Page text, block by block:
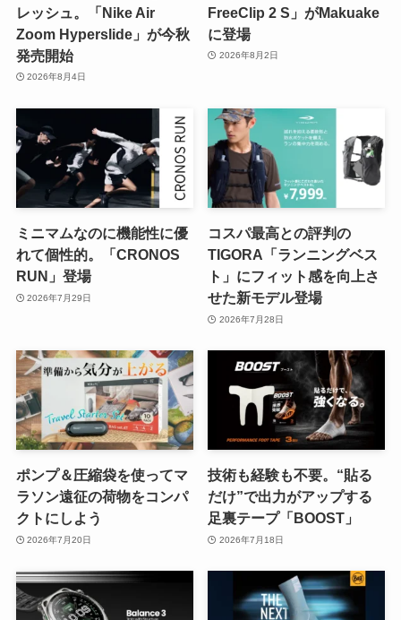
レッシュ。「Nike Air
Zoom Hyperslide」が今秋
発売開始
2026年8月4日
FreeClip 2 S」がMakuake
に登場
2026年8月2日
ミニマムなのに機能性に優
れて個性的。「CRONOS
RUN」登場
2026年7月29日
コスパ最高との評判の
TIGORA「ランニングベス
ト」にフィット感を向上さ
せた新モデル登場
2026年7月28日
ポンプ＆圧縮袋を使ってマ
ラソン遠征の荷物をコンパ
クトにしよう
2026年7月20日
技術も経験も不要。“貼る
だけ”で出力がアップする
足裏テープ「BOOST」
2026年7月18日